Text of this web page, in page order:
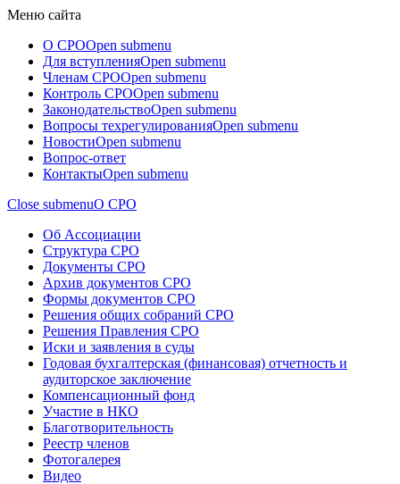
Меню сайта
О СРОOpen submenu
Для вступленияOpen submenu
Членам СРОOpen submenu
Контроль СРОOpen submenu
ЗаконодательствоOpen submenu
Вопросы техрегулированияOpen submenu
НовостиOpen submenu
Вопрос-ответ
КонтактыOpen submenu
Close submenuО СРО
Об Ассоциации
Структура СРО
Документы СРО
Архив документов СРО
Формы документов СРО
Решения общих собраний СРО
Решения Правления СРО
Иски и заявления в суды
Годовая бухгалтерская (финансовая) отчетность и
аудиторское заключение
Компенсационный фонд
Участие в НКО
Благотворительность
Реестр членов
Фотогалерея
Видео